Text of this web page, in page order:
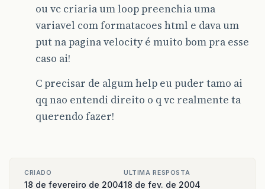
ou vc criaria um loop preenchia uma
variavel com formatacoes html e dava um
put na pagina velocity é muito bom pra esse
caso ai!
C precisar de algum help eu puder tamo ai
qq nao entendi direito o q vc realmente ta
querendo fazer!
CRIADO
18 de fevereiro de 2004
ULTIMA RESPOSTA
18 de fev. de 2004